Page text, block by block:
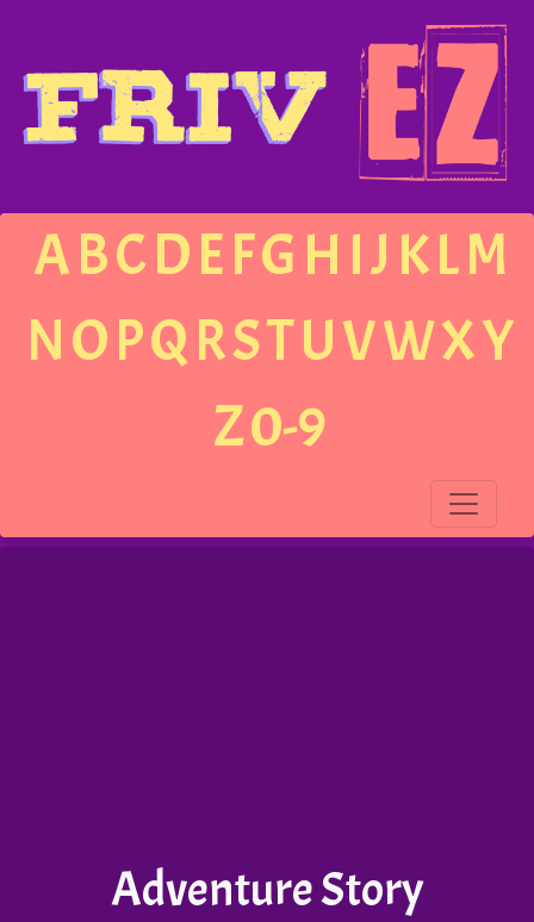
ABCDEFGH IJ KLM
NOPQRSTUVWXY
Z0-9
Adventure Story